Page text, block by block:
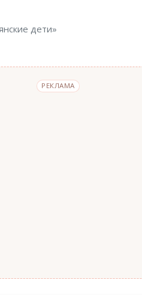
дети»
РЕКЛАМА